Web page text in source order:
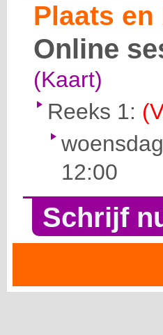
Plaats en
Online
(Kaart)
Reeks 1:
12:00
Schrijf